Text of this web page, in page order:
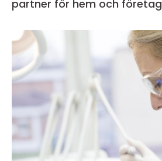
partner för hem och företag